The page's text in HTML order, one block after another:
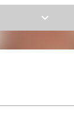
kan je
temperaturen,
afkoelen in
keyboard_arrow_down